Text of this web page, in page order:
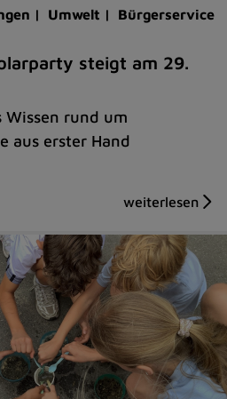
| Umwelt | Bürgerservice
steigt am 29.
Wissen rund um
aus erster Hand